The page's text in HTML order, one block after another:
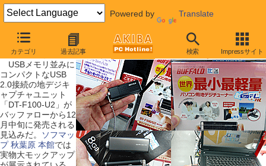
Powered by Translate
カテゴリ 過去記事 検索 Impressサイト
【 2009年12月12日号 】
USBメモリ大/アンテナ付きの地デジチューナーが近日発売
USBメモリ並みに
コンパクトなUSB
2.0接続の地デジキ
ャプチャユニット
「DT-F100-U2」が
バッファローから12
月中旬に発売される
見込みだ。
ソフマッ
プ 秋葉原 本館では
実物大モックアップ